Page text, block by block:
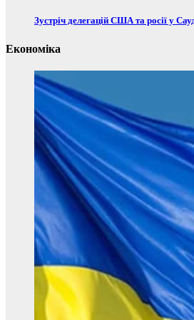
Зустріч делегацій США та росії у
Економіка